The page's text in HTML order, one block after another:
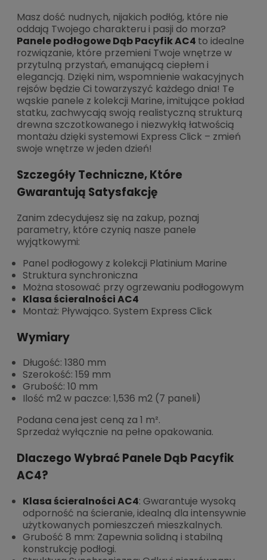
Masz dość nudnych, nijakich podłóg, które nie
oddają Twojego charakteru i pasji do morza?
Panele podłogowe Dąb Pacyfik AC4 to idealne
rozwiązanie, które przemieni Twoje wnętrze w
przytulną przystań, emanującą ciepłem i
elegancją. Dzięki nim, wspomnienie wakacyjnych
rejsów będzie Ci towarzyszyć każdego dnia! Te
wąskie panele z kolekcji Marine, imitujące pokład
statku, zachwycają swoją realistyczną strukturą
drewna szczotkowanego i niezwykłą łatwością
montażu dzięki systemowi Express Click – zmień
swoje wnętrze w jeden dzień!
Szczegóły Techniczne, Które
Gwarantują Satysfakcję
Zanim zdecydujesz się na zakup, poznaj
parametry, które czynią nasze panele
wyjątkowymi:
Panel podłogowy z kolekcji Platinium Marine
Struktura synchroniczna
Można stosować przy ogrzewaniu podłogowym
Klasa ścieralności AC4
Montaż: Pływająco. System Express Click
Wymiary
Długość: 1380 mm
Szerokość: 159 mm
Grubość: 10 mm
Ilość m2 w paczce: 1,536 m2 (7 paneli)
Podana cena jest ceną za 1 m².
Sprzedaż wyłącznie na pełne opakowania.
Dlaczego Wybrać Panele Dąb Pacyfik
AC4?
Klasa ścieralności AC4: Gwarantuje wysoką
odporność na ścieranie, idealną dla intensywnie
użytkowanych pomieszczeń mieszkalnych.
Grubość 8 mm: Zapewnia solidną i stabilną
konstrukcję podłogi.